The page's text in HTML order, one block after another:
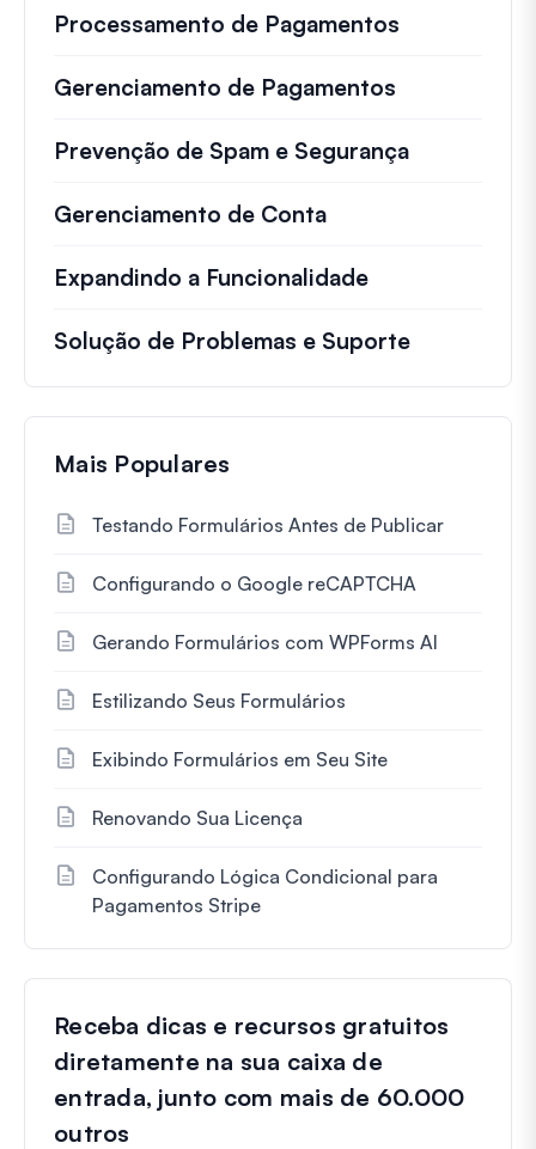
Processamento de Pagamentos
Gerenciamento de Pagamentos
Prevenção de Spam e Segurança
Gerenciamento de Conta
Expandindo a Funcionalidade
Solução de Problemas e Suporte
Mais Populares
Testando Formulários Antes de Publicar
Configurando o Google reCAPTCHA
Gerando Formulários com WPForms AI
Estilizando Seus Formulários
Exibindo Formulários em Seu Site
Renovando Sua Licença
Configurando Lógica Condicional para
Pagamentos Stripe
Receba dicas e recursos gratuitos
diretamente na sua caixa de
entrada, junto com mais de 60.000
outros